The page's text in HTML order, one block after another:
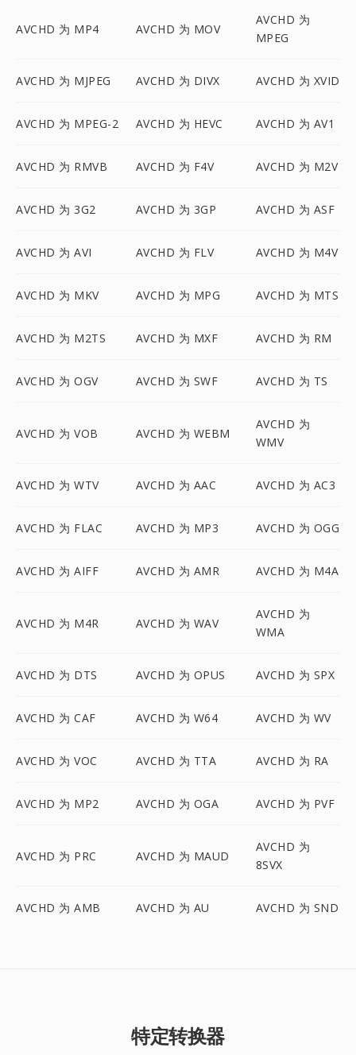
AVCHD 为 MP4 AVCHD 为 MOV
AVCHD 为
MPEG
AVCHD 为 MJPEG AVCHD 为 DIVX AVCHD 为 XVID
AVCHD 为 MPEG-2 AVCHD 为 HEVC AVCHD 为 AV1
AVCHD 为 RMVB AVCHD 为 F4V AVCHD 为 M2V
AVCHD 为 3G2 AVCHD 为 3GP AVCHD 为 ASF
AVCHD 为 AVI AVCHD 为 FLV AVCHD 为 M4V
AVCHD 为 MKV AVCHD 为 MPG AVCHD 为 MTS
AVCHD 为 M2TS AVCHD 为 MXF AVCHD 为 RM
AVCHD 为 OGV AVCHD 为 SWF AVCHD 为 TS
AVCHD 为 VOB AVCHD 为 WEBM
AVCHD 为
WMV
AVCHD 为 WTV AVCHD 为 AAC AVCHD 为 AC3
AVCHD 为 FLAC AVCHD 为 MP3 AVCHD 为 OGG
AVCHD 为 AIFF AVCHD 为 AMR AVCHD 为 M4A
AVCHD 为 M4R AVCHD 为 WAV
AVCHD 为
WMA
AVCHD 为 DTS AVCHD 为 OPUS AVCHD 为 SPX
AVCHD 为 CAF AVCHD 为 W64 AVCHD 为 WV
AVCHD 为 VOC AVCHD 为 TTA AVCHD 为 RA
AVCHD 为 MP2 AVCHD 为 OGA AVCHD 为 PVF
AVCHD 为 PRC AVCHD 为 MAUD
AVCHD 为
8SVX
AVCHD 为 AMB AVCHD 为 AU AVCHD 为 SND
特定转换器